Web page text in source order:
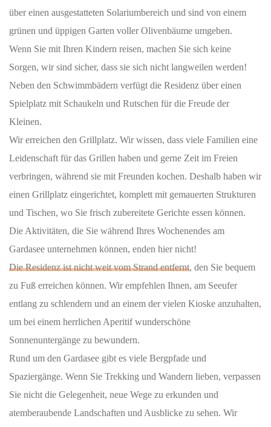
über einen ausgestatteten Solariumbereich und sind von einem
grünen und üppigen Garten voller Olivenbäume umgeben.
Wenn Sie mit Ihren Kindern reisen, machen Sie sich keine
Sorgen, wir sind sicher, dass sie sich nicht langweilen werden!
Neben den Schwimmbädern verfügt die Residenz über einen
Spielplatz mit Schaukeln und Rutschen für die Freude der
Kleinen.
Wir erreichen den Grillplatz. Wir wissen, dass viele Familien eine
Leidenschaft für das Grillen haben und gerne Zeit im Freien
verbringen, während sie mit Freunden kochen. Deshalb haben wir
einen Grillplatz eingerichtet, komplett mit gemauerten Strukturen
und Tischen, wo Sie frisch zubereitete Gerichte essen können.
Die Aktivitäten, die Sie während Ihres Wochenendes am
Gardasee unternehmen können, enden hier nicht!
Die Residenz ist nicht weit vom Strand entfernt, den Sie bequem
zu Fuß erreichen können. Wir empfehlen Ihnen, am Seeufer
entlang zu schlendern und an einem der vielen Kioske anzuhalten,
um bei einem herrlichen Aperitif wunderschöne
Sonnenuntergänge zu bewundern.
Rund um den Gardasee gibt es viele Bergpfade und
Spaziergänge. Wenn Sie Trekking und Wandern lieben, verpassen
Sie nicht die Gelegenheit, neue Wege zu erkunden und
atemberaubende Landschaften und Ausblicke zu sehen. Wir